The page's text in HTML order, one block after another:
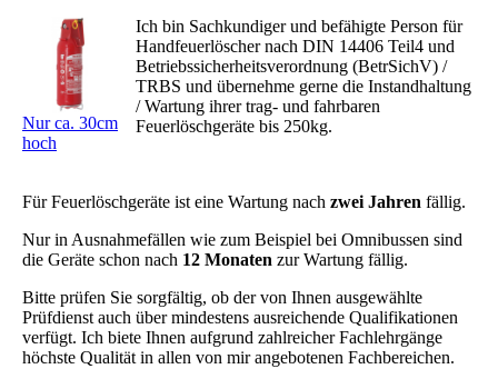
Nur ca. 30cm
hoch
Ich bin Sachkundiger und befähigte Person für
Handfeuerlöscher nach DIN 14406 Teil4 und
Betriebssicherheitsverordnung (BetrSichV) /
TRBS und übernehme gerne die Instandhaltung
/ Wartung ihrer trag- und fahrbaren
Feuerlöschgeräte bis 250kg.
Für Feuerlöschgeräte ist eine Wartung nach zwei Jahren fällig.
Nur in Ausnahmefällen wie zum Beispiel bei Omnibussen sind
die Geräte schon nach 12 Monaten zur Wartung fällig.
Bitte prüfen Sie sorgfältig, ob der von Ihnen ausgewählte
Prüfdienst auch über mindestens ausreichende Qualifikationen
verfügt. Ich biete Ihnen aufgrund zahlreicher Fachlehrgänge
höchste Qualität in allen von mir angebotenen Fachbereichen.